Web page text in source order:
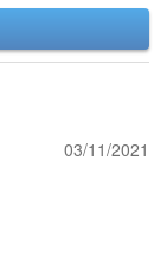
03/11/2021